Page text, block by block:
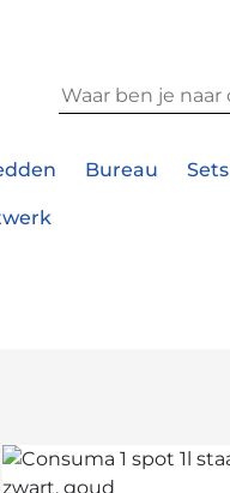
Bureau Sets